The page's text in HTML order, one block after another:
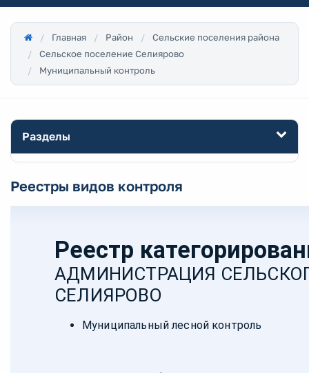
Главная Район
Сельские поселения района
Сельское поселение Селиярово
Муниципальный контроль
Разделы
Реестры видов контроля